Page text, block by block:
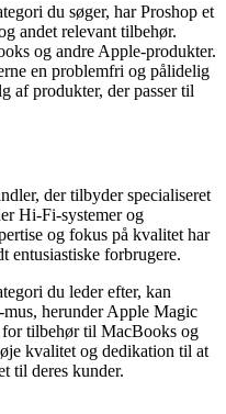
du søger, har Proshop et
andet relevant tilbehør.
og andre Apple-produkter.
en problemfri og pålidelig
af produkter, der passer til
der tilbyder specialiseret
Hi-Fi-systemer og
og fokus på kvalitet har
entusiastiske forbrugere.
du leder efter, kan
herunder Apple Magic
for tilbehør til MacBooks og
kvalitet og dedikation til at
til deres kunder.